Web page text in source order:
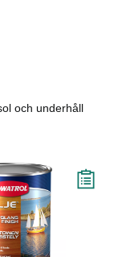
och underhåll